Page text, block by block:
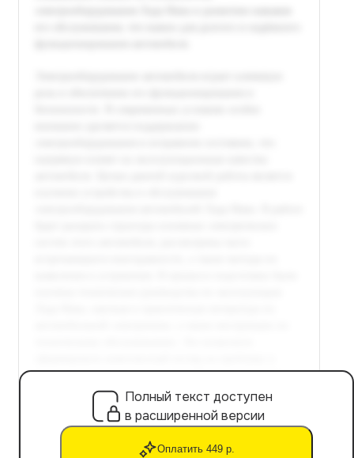
Полный текст доступен
в расширенной версии
Оплатить 449 р.